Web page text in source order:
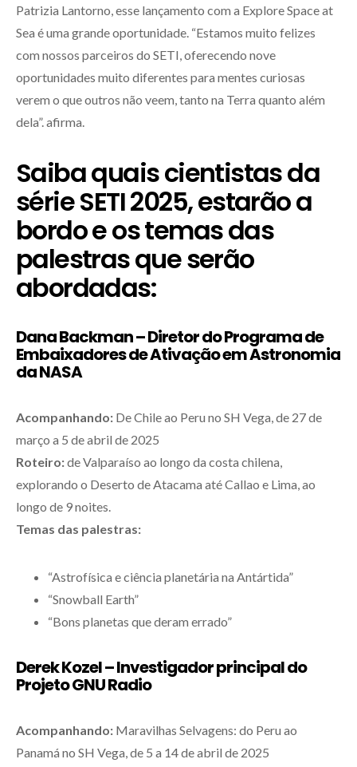
Patrizia Lantorno, esse lançamento com a Explore Space at
Sea é uma grande oportunidade. “Estamos muito felizes
com nossos parceiros do SETI, oferecendo nove
oportunidades muito diferentes para mentes curiosas
verem o que outros não veem, tanto na Terra quanto além
dela”. afirma.
Saiba quais cientistas da
série SETI 2025, estarão a
bordo e os temas das
palestras que serão
abordadas:
Dana Backman – Diretor do Programa de
Embaixadores de Ativação em Astronomia
da NASA
Acompanhando: De Chile ao Peru no SH Vega, de 27 de
março a 5 de abril de 2025
Roteiro:de Valparaíso ao longo da costa chilena,
explorando o Deserto de Atacama até Callao e Lima, ao
longo de 9 noites.
Temas das palestras:
“Astrofísica e ciência planetária na Antártida”
“Snowball Earth”
“Bons planetas que deram errado”
Derek Kozel – Investigador principal do
Projeto GNU Radio
Acompanhando: Maravilhas Selvagens: do Peru ao
Panamá no SH Vega, de 5 a 14 de abril de 2025